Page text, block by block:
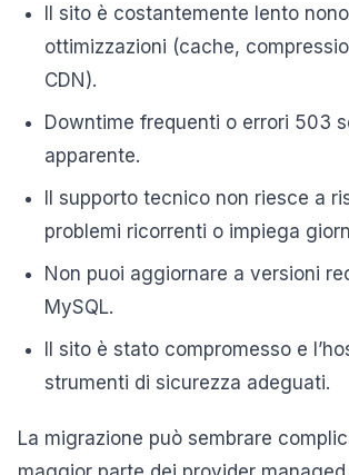
Il sito è costantemente lento
ottimizzazioni (cache,
CDN).
Downtime frequenti o errori 503
apparente.
Il supporto tecnico non riesce a
problemi ricorrenti o impiega
Non puoi aggiornare a versioni
MySQL.
Il sito è stato compromesso e
strumenti di sicurezza adeguati.
La migrazione può sembrare